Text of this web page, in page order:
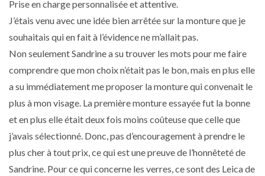
Prise en charge personnalisée et attentive.
J’étais venu avec une idée bien arrêtée sur la monture que je
souhaitais qui en fait à l’évidence ne m’allait pas.
Non seulement Sandrine a su trouver les mots pour me faire
comprendre que mon choix n’était pas le bon, mais en plus elle
a su immédiatement me proposer la monture qui convenait le
plus à mon visage. La première monture essayée fut la bonne
et en plus elle était deux fois moins coûteuse que celle que
j’avais sélectionné. Donc, pas d’encouragement à prendre le
plus cher à tout prix, ce qui est une preuve de l’honnêteté de
Sandrine. Pour ce qui concerne les verres, ce sont des Leica de